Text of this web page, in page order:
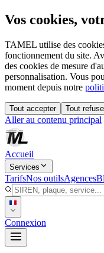
Vos cookies,
TAMEL utilise des
fonctionnement du site.
des cookies de mesure
personnalisation. Vous
moment depuis notre
Tout accepter Tout
Aller au contenu principal
Accueil
Services
TarifsNos outilsAgences
Connexion